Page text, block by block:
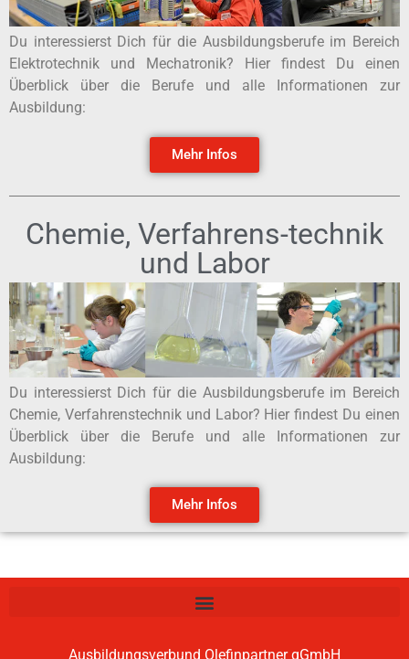
Du interessierst Dich für die Ausbildungsberufe im Bereich
Elektrotechnik und Mechatronik? Hier findest Du einen
Überblick über die Berufe und alle Informationen zur
Ausbildung:
Mehr Infos
Chemie, Verfahrens-technik
und Labor
Du interessierst Dich für die Ausbildungsberufe im Bereich
Chemie, Verfahrenstechnik und Labor? Hier findest Du einen
Überblick über die Berufe und alle Informationen zur
Ausbildung:
Mehr Infos
Ausbildungsverbund Olefinpartner gGmbH